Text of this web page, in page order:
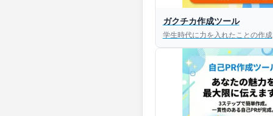
ガクチカ作成ツール
学生時代に力を入れたことの作成